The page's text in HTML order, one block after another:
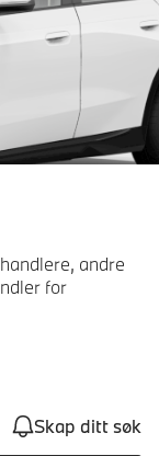
andre
for
Skap ditt søk